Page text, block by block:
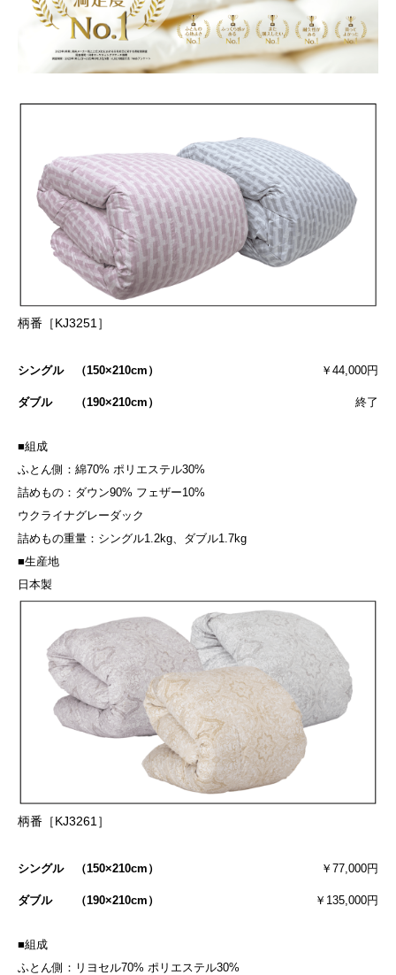
柄番［KJ3251］
シングル （150×210cm） ￥44,000円
ダブル （190×210cm） 終了
■組成
ふとん側：綿70% ポリエステル30%
詰めもの：ダウン90% フェザー10%
ウクライナグレーダック
詰めもの重量：シングル1.2kg、ダブル1.7kg
■生産地
日本製
柄番［KJ3261］
シングル （150×210cm） ￥77,000円
ダブル （190×210cm） ￥135,000円
■組成
ふとん側：リヨセル70% ポリエステル30%